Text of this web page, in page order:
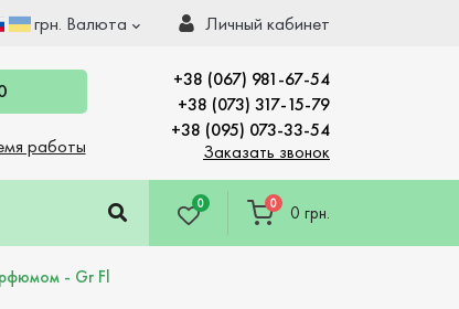
грн. Валюта Личный кабинет
работы
+38 (067) 981-67-54
+38 (073) 317-15-79
+38 (095) 073-33-54
Заказать звонок
0 0 0 грн.
- Gr Fl